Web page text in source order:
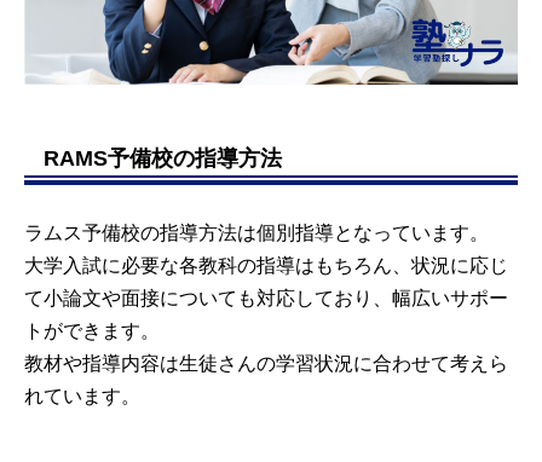
RAMS予備校の指導方法
ラムス予備校の指導方法は個別指導となっています。
大学入試に必要な各教科の指導はもちろん、状況に応じ
て小論文や面接についても対応しており、幅広いサポー
トができます。
教材や指導内容は生徒さんの学習状況に合わせて考えら
れています。